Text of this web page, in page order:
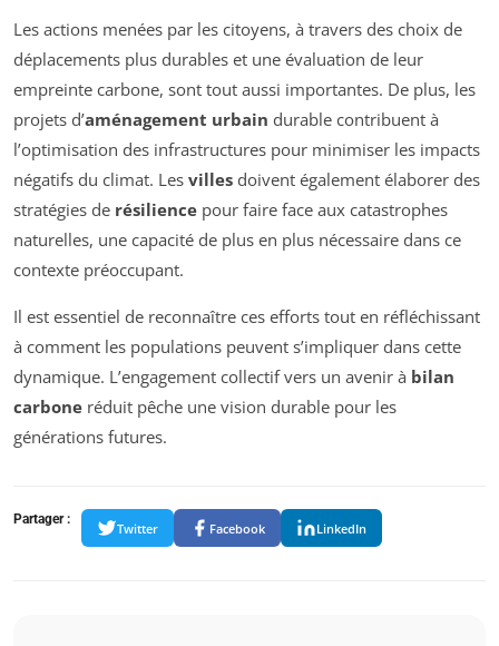
Les actions menées par les citoyens, à travers des choix de
déplacements plus durables et une évaluation de leur
empreinte carbone, sont tout aussi importantes. De plus, les
projets d’aménagement urbain durable contribuent à
l’optimisation des infrastructures pour minimiser les impacts
négatifs du climat. Les villes doivent également élaborer des
stratégies de résilience pour faire face aux catastrophes
naturelles, une capacité de plus en plus nécessaire dans ce
contexte préoccupant.
Il est essentiel de reconnaître ces efforts tout en réfléchissant
à comment les populations peuvent s’impliquer dans cette
dynamique. L’engagement collectif vers un avenir à bilan
carbone réduit pêche une vision durable pour les
générations futures.
Partager :
Twitter Facebook LinkedIn